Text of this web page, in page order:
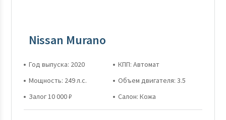
Nissan Murano
Год выпуска: 2020
КПП: Автомат
Мощность: 249 л.с.
Объем двигателя: 3.5
Залог 10 000 ₽
Салон: Кожа